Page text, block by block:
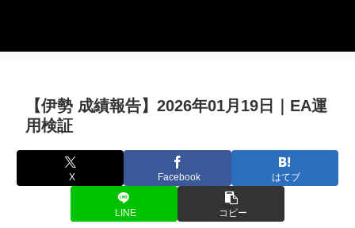
【伊勢 成績報告】2026年01月19日｜EA運
用検証
X Facebook はてブ
LINE コピー